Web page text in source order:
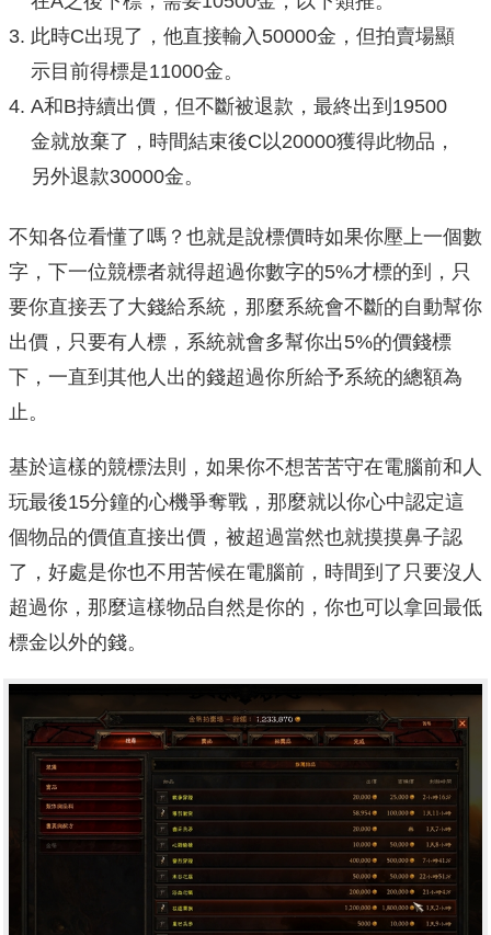
此時C出現了，他直接輸入50000金，但拍賣場顯
示目前得標是11000金。
A和B持續出價，但不斷被退款，最終出到19500
金就放棄了，時間結束後C以20000獲得此物品，
另外退款30000金。
不知各位看懂了嗎？也就是說標價時如果你壓上一個數
字，下一位競標者就得超過你數字的5%才標的到，只
要你直接丟了大錢給系統，那麼系統會不斷的自動幫你
出價，只要有人標，系統就會多幫你出5%的價錢標
下，一直到其他人出的錢超過你所給予系統的總額為
止。
基於這樣的競標法則，如果你不想苦苦守在電腦前和人
玩最後15分鐘的心機爭奪戰，那麼就以你心中認定這
個物品的價值直接出價，被超過當然也就摸摸鼻子認
了，好處是你也不用苦候在電腦前，時間到了只要沒人
超過你，那麼這樣物品自然是你的，你也可以拿回最低
標金以外的錢。